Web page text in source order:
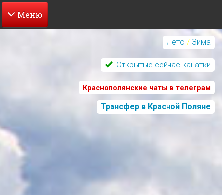
Перейти
Лето / Зима
Открытые сейчас канатки
Краснополянские чаты в телеграм
Трансфер в Красной Поляне